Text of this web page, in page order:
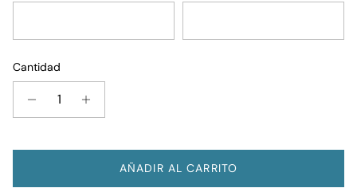
Cantidad
AÑADIR AL CARRITO